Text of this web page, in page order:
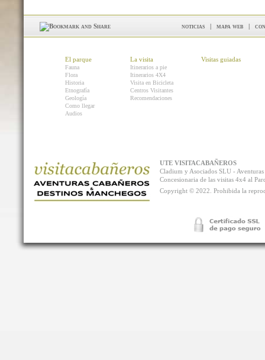
noticias | mapa web |
El parque
Fauna
Flora
Historia
Etnografía
Geología
Como llegar
Audios
La visita
Itinerarios a pie
Itinerarios 4X4
Visita en Bicicleta
Centros Visitantes
Recomendaciones
Visitas guiadas
UTE VISITACABAÑEROS
Cladium y Asociados SLU -
Concesionaria de las visitas 4x4 al
Copyright © 2022. Prohibida la